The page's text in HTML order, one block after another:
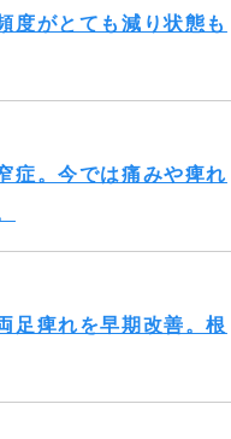
度がとても減り状態も
症。今では痛みや痺れ
足痺れを早期改善。根